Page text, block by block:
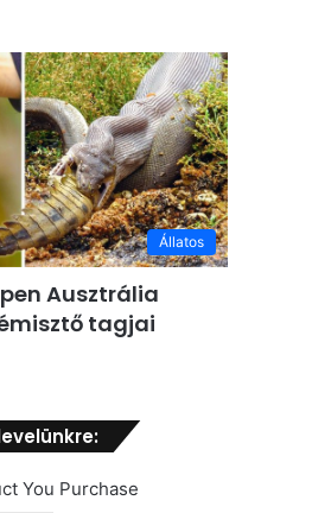
Állatos
Ausztrália
tagjai
You Purchase